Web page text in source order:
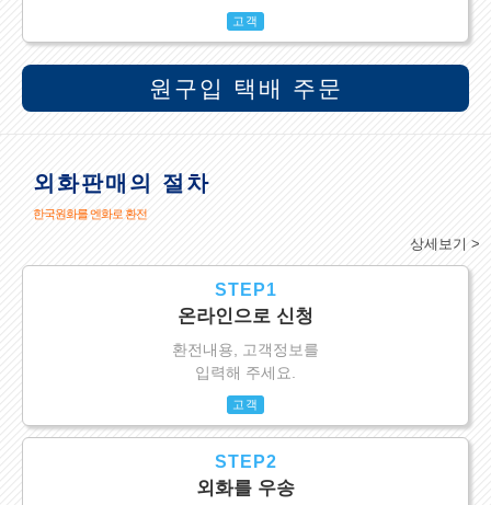
고객
원구입 택배 주문
외화판매의 절차
한국원화를 엔화로 환전
상세보기 >
STEP1
온라인으로 신청
환전내용, 고객정보를
입력해 주세요.
고객
STEP2
외화를 우송